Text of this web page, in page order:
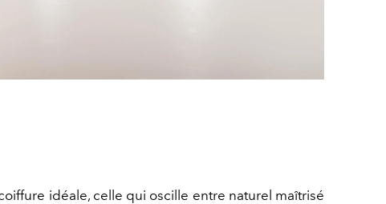
idéale, celle qui oscille entre naturel maîtrisé